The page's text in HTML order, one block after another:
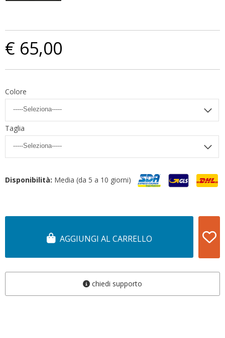
€ 65,00
Colore
Taglia
Disponibilità: Media (da 5 a 10 giorni)
AGGIUNGI AL CARRELLO
chiedi supporto